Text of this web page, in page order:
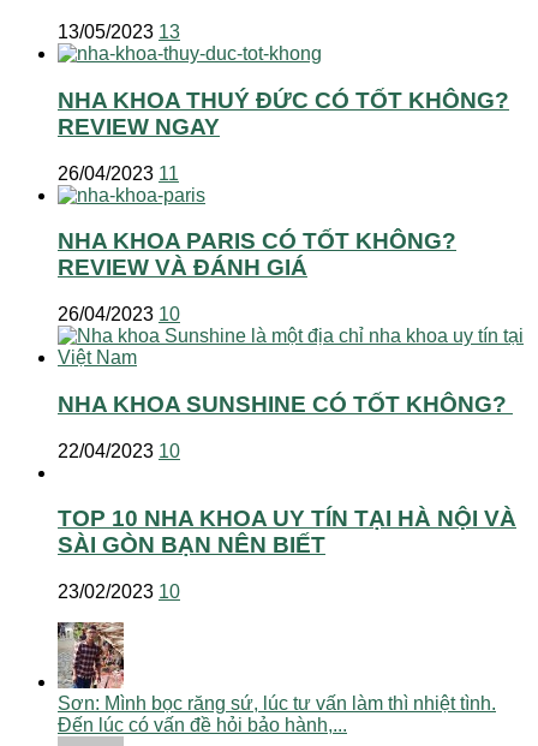
13/05/2023 13
NHA KHOA THUÝ ĐỨC CÓ TỐT KHÔNG?
REVIEW NGAY
26/04/2023 11
NHA KHOA PARIS CÓ TỐT KHÔNG?
REVIEW VÀ ĐÁNH GIÁ
26/04/2023 10
NHA KHOA SUNSHINE CÓ TỐT KHÔNG?
22/04/2023 10
TOP 10 NHA KHOA UY TÍN TẠI HÀ NỘI VÀ
SÀI GÒN BẠN NÊN BIẾT
23/02/2023 10
Sơn: Mình bọc răng sứ, lúc tư vấn làm thì nhiệt tình.
Đến lúc có vấn đề hỏi bảo hành,...